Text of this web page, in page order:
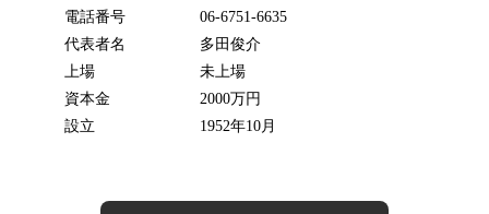
電話番号
06-6751-6635
代表者名
多田俊介
上場
未上場
資本金
2000万円
設立
1952年10月